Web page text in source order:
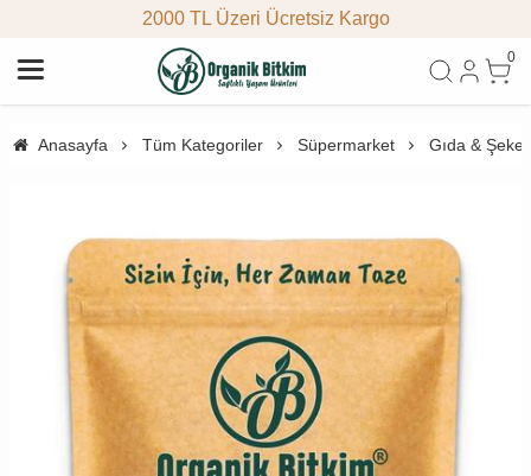
2000 TL Üzeri Ücretsiz Kargo
0
Anasayfa Tüm Kategoriler Süpermarket Gıda &